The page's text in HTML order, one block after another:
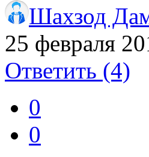
Шахзод
25 февраля
Ответить (4)
0
0